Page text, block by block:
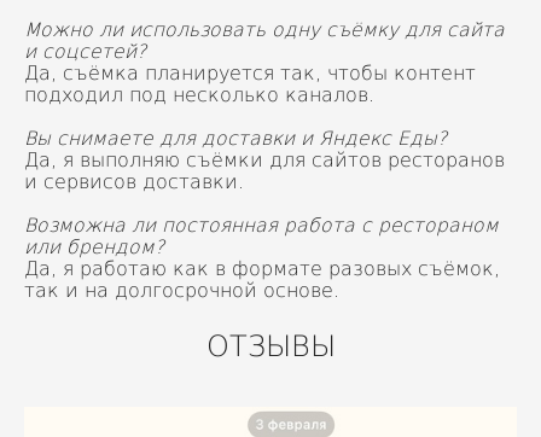
Можно ли использовать одну съёмку для сайта
и соцсетей?
Да, съёмка планируется так, чтобы контент
подходил под несколько каналов.
Вы снимаете для доставки и Яндекс Еды?
Да, я выполняю съёмки для сайтов ресторанов
и сервисов доставки.
Возможна ли постоянная работа с рестораном
или брендом?
Да, я работаю как в формате разовых съёмок,
так и на долгосрочной основе.
ОТЗЫВЫ